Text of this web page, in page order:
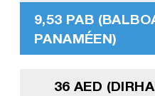
9,53 PAB
PANAMÉEN)
36 AED